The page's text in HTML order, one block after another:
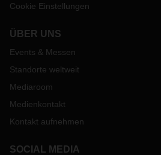
Cookie Einstellungen
ÜBER UNS
Events & Messen
Standorte weltweit
Mediaroom
Medienkontakt
Kontakt aufnehmen
SOCIAL MEDIA